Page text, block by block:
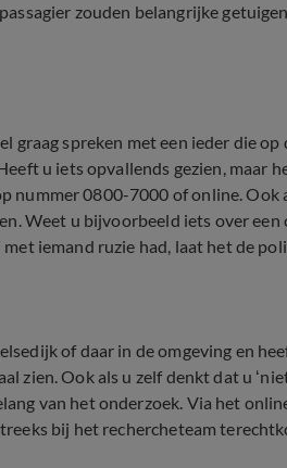
zouden belangrijke
graag spreken met een ieder die
u iets opvallends gezien, maar
nummer 0800-7000 of online. Ook
Weet u bijvoorbeeld iets over
iemand ruzie had, laat het de
of daar in de omgeving en
zien. Ook als u zelf denkt dat u
van het onderzoek. Via het
bij het rechercheteam